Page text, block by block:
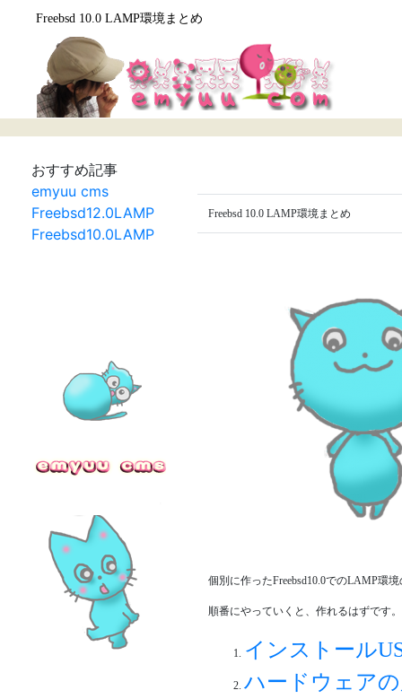
Freebsd 10.0 LAMP環境まとめ
おすすめ記事
emyuu cms
Freebsd12.0LAMP
Freebsd10.0LAMP
Freebsd 10.0 LAMP環境まとめ
個別に作ったFreebsd10.0でのLAMP環
順番にやっていくと、作れるはずです。
インストール
ハードウェア